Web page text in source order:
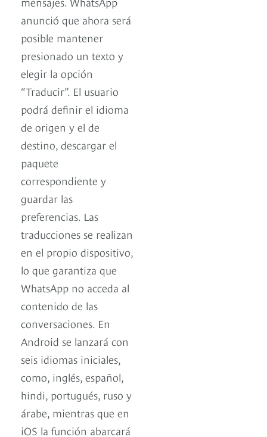
anunció que ahora será
posible mantener
presionado un texto y
elegir la opción
“Traducir”. El usuario
podrá definir el idioma
de origen y el de
destino, descargar el
paquete
correspondiente y
guardar las
preferencias. Las
traducciones se realizan
en el propio dispositivo,
lo que garantiza que
WhatsApp no acceda al
contenido de las
conversaciones. En
Android se lanzará con
seis idiomas iniciales,
como, inglés, español,
hindi, portugués, ruso y
árabe, mientras que en
iOS la función abarcará